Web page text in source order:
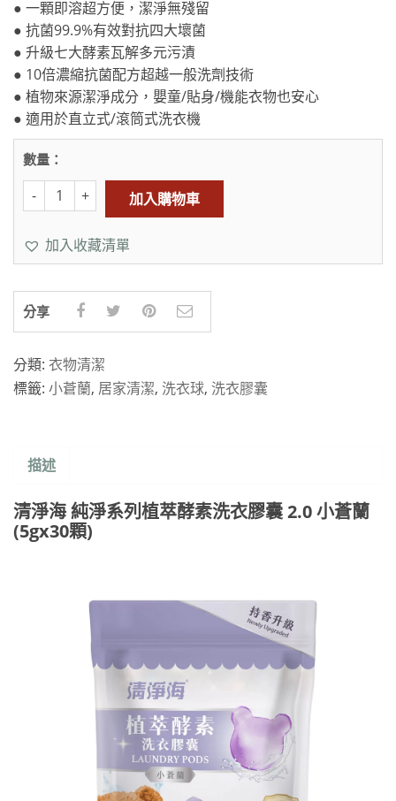
● 一顆即溶超方便，潔淨無殘留
● 抗菌99.9%有效對抗四大壞菌
● 升級七大酵素瓦解多元污漬
● 10倍濃縮抗菌配方超越一般洗劑技術
● 植物來源潔淨成分，嬰童/貼身/機能衣物也安心
● 適用於直立式/滾筒式洗衣機
數量：
加入購物車
加入收藏清單
分享
分類: 衣物清潔
標籤: 小蒼蘭, 居家清潔, 洗衣球, 洗衣膠囊
描述
清淨海 純淨系列植萃酵素洗衣膠囊 2.0 小蒼蘭
(5gx30顆)